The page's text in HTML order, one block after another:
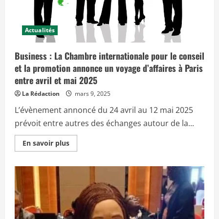
e
p
a
y
s
a
r
c
i
n
s
t
r
i
e
a
C
a
m
p
g
e
C
a
e
N
a
W
Actualités
Business : La Chambre internationale pour le conseil
et la promotion annonce un voyage d’affaires à Paris
entre avril et mai 2025
La Rédaction mars 9, 2025
L’évènement annoncé du 24 avril au 12 mai 2025
prévoit entre autres des échanges autour de la...
En savoir plusE
n
u